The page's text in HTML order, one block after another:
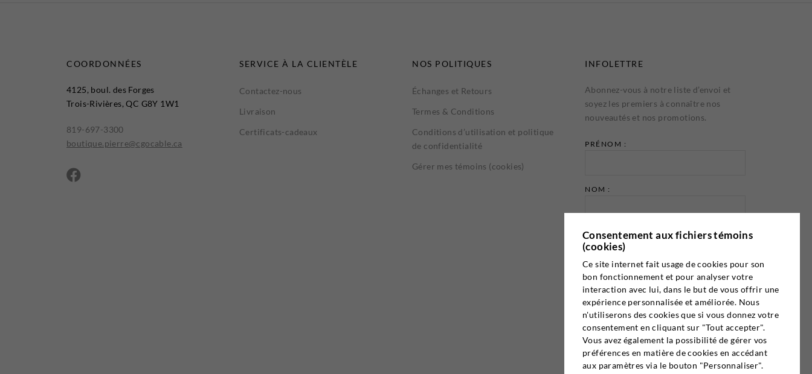
COORDONNÉES
4125, boul. des Forges
Trois-Rivières, QC G8Y 1W1
819-697-3300
boutique.pierre@cgocable.ca
SERVICE À LA CLIENTÈLE
Contactez-nous
Livraison
Certificats-cadeaux
NOS POLITIQUES
Échanges et Retours
Termes & Conditions
Conditions d’utilisation et politique
de confidentialité
Gérer mes témoins (cookies)
INFOLETTRE
Abonnez-vous à notre liste d’envoi et
soyez les premiers à connaître nos
nouveautés et nos promotions.
PRÉNOM :
NOM :
ADRESSE COURRIEL :
Email marketing Cyberimpact
Consentement aux fichiers témoins
(cookies)
Ce site internet fait usage de cookies pour son
bon fonctionnement et pour analyser votre
interaction avec lui, dans le but de vous offrir une
expérience personnalisée et améliorée. Nous
n'utiliserons des cookies que si vous donnez votre
consentement en cliquant sur "Tout accepter".
Vous avez également la possibilité de gérer vos
préférences en matière de cookies en accédant
aux paramètres via le bouton "Personnaliser".